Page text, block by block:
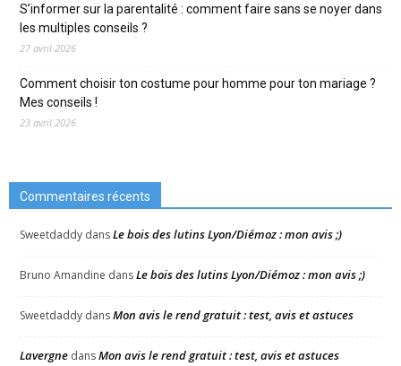
S’informer sur la parentalité : comment faire sans se noyer dans
les multiples conseils ?
27 avril 2026
Comment choisir ton costume pour homme pour ton mariage ?
Mes conseils !
23 avril 2026
Commentaires récents
Sweetdaddy dansLe bois des lutins Lyon/Diémoz : mon avis ;)
Bruno Amandine dansLe bois des lutins Lyon/Diémoz : mon avis ;)
Sweetdaddy dansMon avis le rend gratuit : test, avis et astuces
Lavergne dansMon avis le rend gratuit : test, avis et astuces